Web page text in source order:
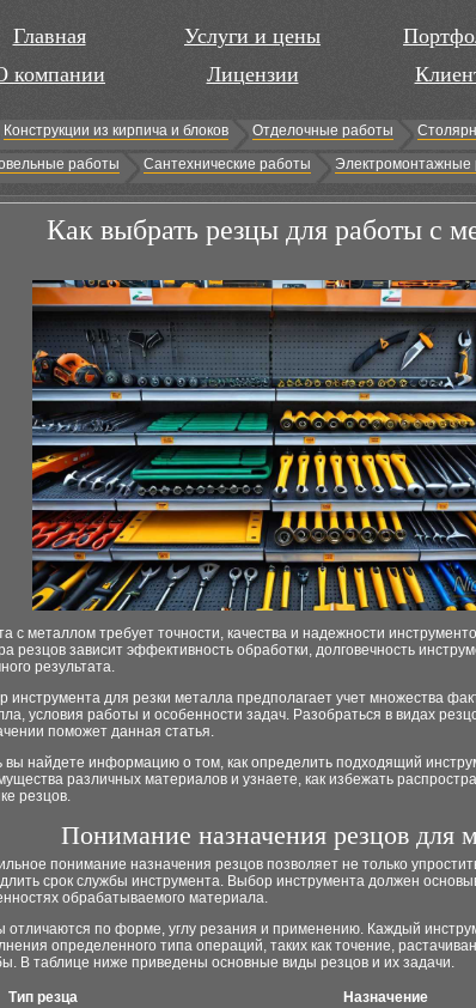
Главная
компании
Услуги и цены
Лицензии
Конструкции из кирпича и блоков Отделочные работы
работы Сантехнические работы Электромонтажные
Как выбрать резцы для работы с
с металлом требует точности, качества и надежности
резцов зависит эффективность обработки, долговечность
результата.
инструмента для резки металла предполагает учет множества
условия работы и особенности задач. Разобраться в видах
поможет данная статья.
вы найдете информацию о том, как определить подходящий
различных материалов и узнаете, как избежать
резцов.
Понимание назначения резцов для
понимание назначения резцов позволяет не только
срок службы инструмента. Выбор инструмента должен
обрабатываемого материала.
отличаются по форме, углу резания и применению. Каждый
определенного типа операций, таких как точение,
В таблице ниже приведены основные виды резцов и их задачи.
Тип резца
Назначение